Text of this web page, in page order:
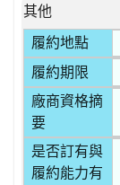
其他
履約地點
履約期限
廠商資格摘
要
是否訂有與
履約能力有